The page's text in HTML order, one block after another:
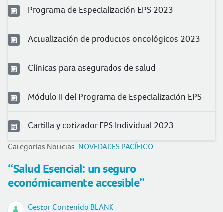
Programa de Especialización EPS 2023
Actualización de productos oncológicos 2023
Clínicas para asegurados de salud
Módulo II del Programa de Especialización EPS
Cartilla y cotizador EPS Individual 2023
Categorías Noticias: NOVEDADES PACÍFICO
“Salud Esencial: un seguro
económicamente accesible”
Gestor Contenido BLANK